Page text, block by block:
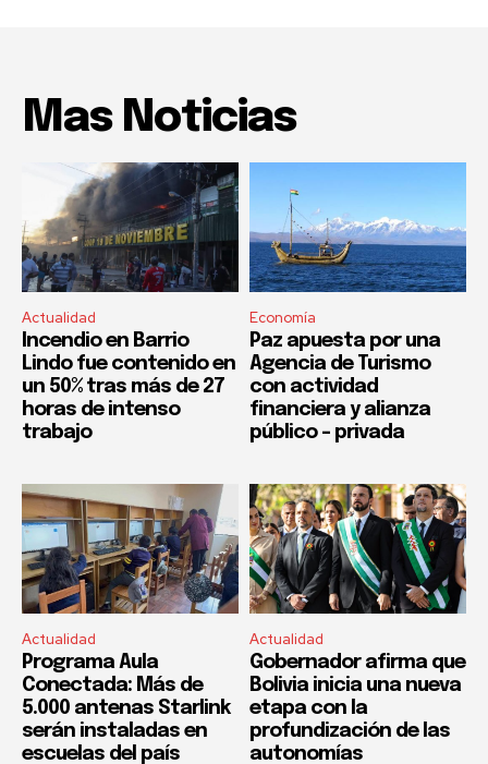
Mas Noticias
Actualidad
Incendio en Barrio
Lindo fue contenido en
un 50% tras más de 27
horas de intenso
trabajo
Economía
Paz apuesta por una
Agencia de Turismo
con actividad
financiera y alianza
público – privada
Actualidad
Programa Aula
Conectada: Más de
5.000 antenas Starlink
serán instaladas en
escuelas del país
Actualidad
Gobernador afirma que
Bolivia inicia una nueva
etapa con la
profundización de las
autonomías